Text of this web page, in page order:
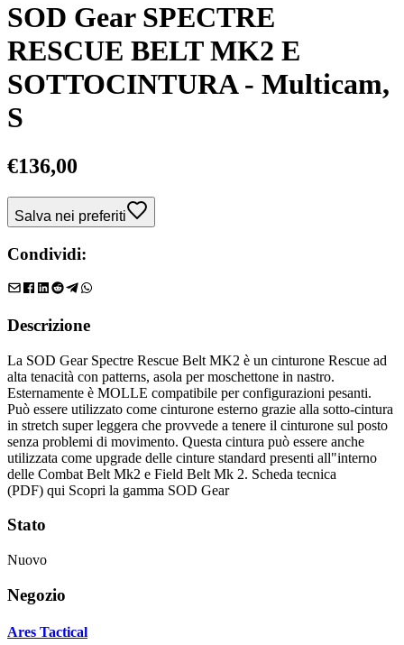
SOD Gear SPECTRE
RESCUE BELT MK2 E
SOTTOCINTURA - Multicam,
S
€136,00
Salva nei preferiti
Condividi:
Descrizione
La SOD Gear Spectre Rescue Belt MK2 è un cinturone Rescue ad
alta tenacità con patterns, asola per moschettone in nastro.
Esternamente è MOLLE compatibile per configurazioni pesanti.
Può essere utilizzato come cinturone esterno grazie alla sotto-cintura
in stretch super leggera che provvede a tenere il cinturone sul posto
senza problemi di movimento. Questa cintura può essere anche
utilizzata come upgrade delle cinture standard presenti all"interno
delle Combat Belt Mk2 e Field Belt Mk 2. Scheda tecnica
(PDF) qui Scopri la gamma SOD Gear
Stato
Nuovo
Negozio
Ares Tactical